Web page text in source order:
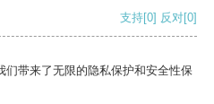
支持[0] 反对[0]
带来了无限的隐私保护和安全性保